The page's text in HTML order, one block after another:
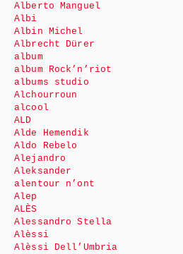
Alberto Manguel
Albi
Albin Michel
Albrecht Dürer
album
album Rock’n’riot
albums studio
Alchourroun
alcool
ALD
Alde Hemendik
Aldo Rebelo
Alejandro
Aleksander
alentour n’ont
Alep
ALÈS
Alessandro Stella
Alèssi
Alèssi Dell’Umbria